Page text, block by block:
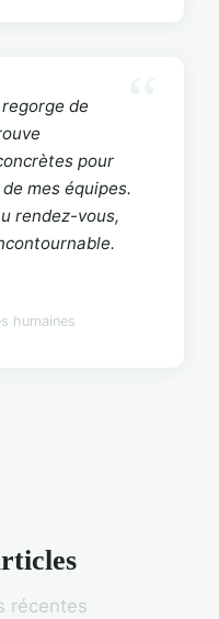
de
pour
mes équipes.
rendez-vous,
humaines
récentes